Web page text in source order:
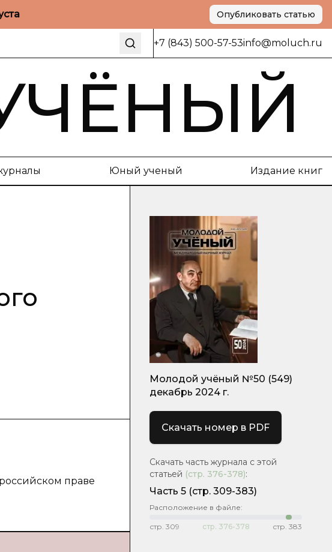
Опубликовать статью
+7 (843) 500-57-53info@moluch.ru
Юный ученый Издание книг
праве
Молодой учёный №50 (549)
декабрь 2024 г.
Скачать номер в PDF
Скачать часть журнала с этой
статьей (стр. 376-378):
Часть 5 (стр. 309-383)
Расположение в файле:
стр. 309 стр. 376-378 стр. 383